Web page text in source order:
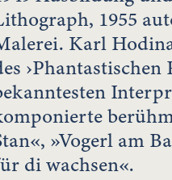
1955
Karl
»Vogerl am
di wachsen«.